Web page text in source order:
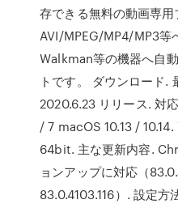
存できる無料の動画専用
AVI/MPEG/MP4/MP3等
Walkman等の機器へ自
トです。 ダウンロード.
2020.6.23 リリース. 対
/ 7 macOS 10.13 /
64bit. 主な更新内容.
ョンアップに対応（
83.0.4103.116）. 設定方